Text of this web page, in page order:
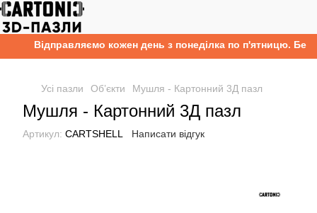
Відправляємо кожен день з понеділка по п'ятницю.
Усі пазли Об’єкти Мушля - Картонний 3Д пазл
Мушля - Картонний 3Д пазл
Артикул: CARTSHELL Написати відгук